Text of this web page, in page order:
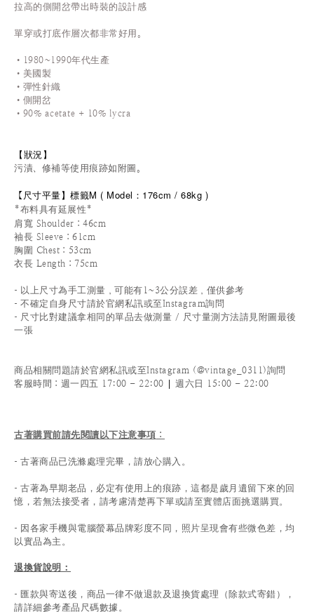
拉高的側開岔帶出時裝的設計感
單穿或打底作層次都非常好用。
•1980~1990年代生產
•美國製
•彈性針織
•側開岔
•90% acetate + 10% lycra
【狀況】
污漬、修補等使用痕跡如附圖。
【 尺寸平量】標籤M ( Model：176cm / 68kg )
*布料具有延展性*
肩寬 Shoulder：46cm
袖長 Sleeve：61cm
胸圍 Chest：53cm
衣長 Length ：75cm
- 以上尺寸為手工測量，可能有1~3公分誤差，僅供參考
- 不確定自身尺寸請於官網私訊或至Instagram詢問
- 尺寸比對建議拿相同的單品去做測量 / 尺寸量測方法請見附圖最後
一張
商品相關問題請於官網私訊或至Instagram (@vintage_0311)詢問
客服時間 ：週一四五 17:00 - 22:00 | 週六日 15:00 - 22:00
古著購買前請先閱讀以下注意事項 ：
- 古著商品已洗滌處理完畢，請放心購入。
- 古著為早期老品，必定有使用上的痕跡，這都是歲月遺留下來的回
憶，若無法接受者，請考慮清楚再下單或請至實體店面挑選購買。
- 因各家手機與電腦螢幕品牌彩度不同，照片呈現會有些微色差，均
以實品為主。
退換貨說明：
- 匯款與寄送後，商品一律不做退款及退換貨處理（除款式寄錯），
請詳細參考產品尺碼數據 。